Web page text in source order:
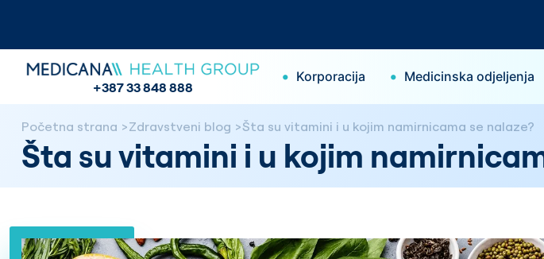
+387 33 848 888
• Korporacija • Medicinska odjeljenja
Početna strana Zdravstveni blog Šta su vitamini i u kojim namirnicama se nalaze?
Šta su vitamini i u kojim